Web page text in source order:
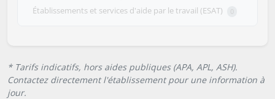
Établissements et services d'aide par le travail (ESAT) 0
* Tarifs indicatifs, hors aides publiques (APA, APL, ASH).
Contactez directement l'établissement pour une information à
jour.